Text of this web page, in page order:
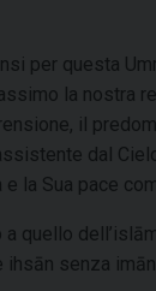
per questa
la nostra
il
dal
la Sua pace
ihsān senza